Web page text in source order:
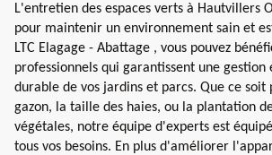
L'entretien des espaces verts à Hautvillers
pour maintenir un environnement sain et
LTC Elagage - Abattage , vous pouvez
professionnels qui garantissent une gestion
durable de vos jardins et parcs. Que ce soit
gazon, la taille des haies, ou la plantation
végétales, notre équipe d'experts est
tous vos besoins. En plus d'améliorer